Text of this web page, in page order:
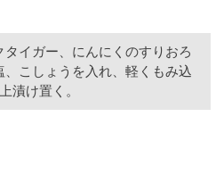
イガー、にんにくのすりおろ
、こしょうを入れ、軽くもみ込
漬け置く。